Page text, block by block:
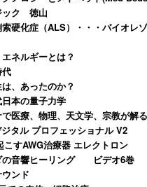
ック 徳山
硬化症（ALS）・・・バイオレ
ネルギーとは？
代
、あったのか？
本の量子力学
医療、物理、天文学、宗教が解る
タル プロフェッショナル V2
こすAWG治療器 エレクトロン
音響ヒーリング ビデオ6巻
ンド